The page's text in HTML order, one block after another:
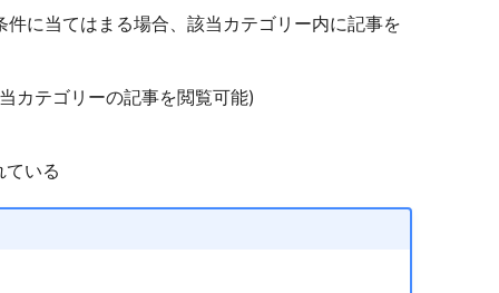
に当てはまる場合、該当カテゴリー内に記事を
カテゴリーの記事を閲覧可能)
いる